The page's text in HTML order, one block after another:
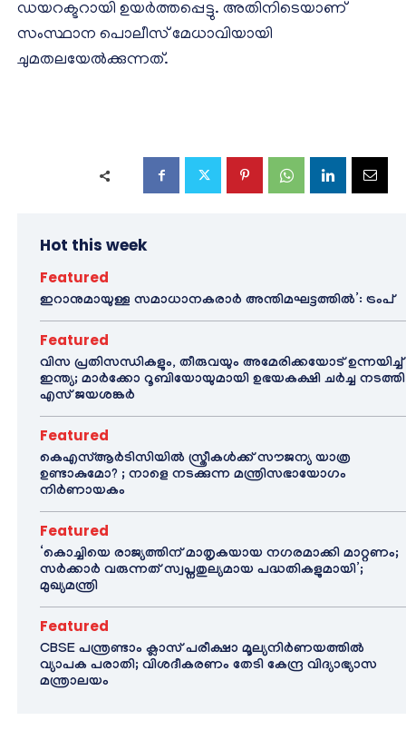
ഡയറക്ടറായി ഉയർത്തപ്പെട്ടു. അതിനിടെയാണ്
സംസ്ഥാന പൊലീസ് മേധാവിയായി
ചുമതലയേൽക്കുന്നത്.
Hot this week
Featured
ഇറാനുമായുള്ള സമാധാനകരാർ അന്തിമഘട്ടത്തിൽ‌’: ട്രംപ്
Featured
വിസ പ്രതിസന്ധികളും, തീരുവയും അമേരിക്കയോട് ഉന്നയിച്ച്
ഇന്ത്യ; മാർക്കോ റൂബിയോയുമായി ഉഭയകക്ഷി ചർച്ച നടത്തി
എസ് ജയശങ്കർ
Featured
കെഎസ്ആർടിസിയിൽ സ്ത്രീകൾക്ക് സൗജന്യ യാത്ര
ഉണ്ടാകുമോ? ; നാളെ നടക്കുന്ന മന്ത്രിസഭായോഗം
നിർണായകം
Featured
‘കൊച്ചിയെ രാജ്യത്തിന് മാതൃകയായ നഗരമാക്കി മാറ്റണം;
സർക്കാർ വരുന്നത് സ്വപ്നതുല്യമായ പദ്ധതികളുമായി’;
മുഖ്യമന്ത്രി
Featured
CBSE പന്ത്രണ്ടാം ക്ലാസ് പരീക്ഷാ മൂല്യനിർണയത്തിൽ
വ്യാപക പരാതി; വിശദീകരണം തേടി കേന്ദ്ര വിദ്യാഭ്യാസ
മന്ത്രാലയം